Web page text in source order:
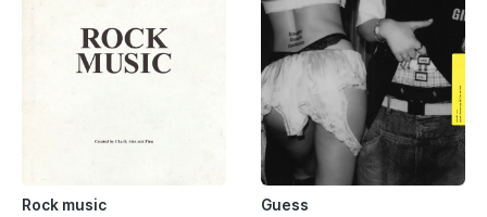
Rock music Guess